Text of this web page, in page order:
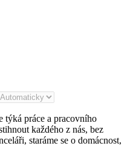
týká práce a pracovního
každého z nás, bez
staráme se o domácnost,